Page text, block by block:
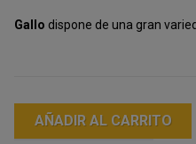
Gallo dispone de una gran
AÑADIR AL CARRITO